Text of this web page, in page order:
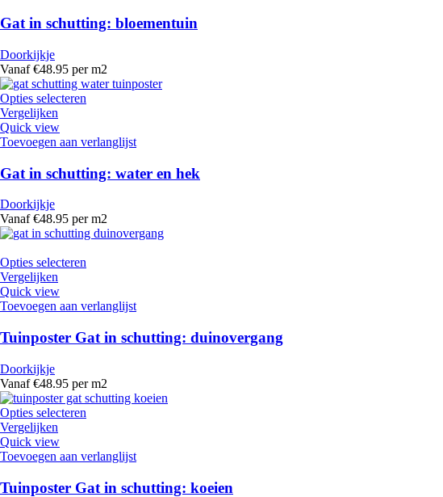
Gat in schutting: bloementuin
Doorkijkje
Vanaf €48.95 per m2
Opties selecteren
Vergelijken
Quick view
Toevoegen aan verlanglijst
Gat in schutting: water en hek
Doorkijkje
Vanaf €48.95 per m2
Opties selecteren
Vergelijken
Quick view
Toevoegen aan verlanglijst
Tuinposter Gat in schutting: duinovergang
Doorkijkje
Vanaf €48.95 per m2
Opties selecteren
Vergelijken
Quick view
Toevoegen aan verlanglijst
Tuinposter Gat in schutting: koeien